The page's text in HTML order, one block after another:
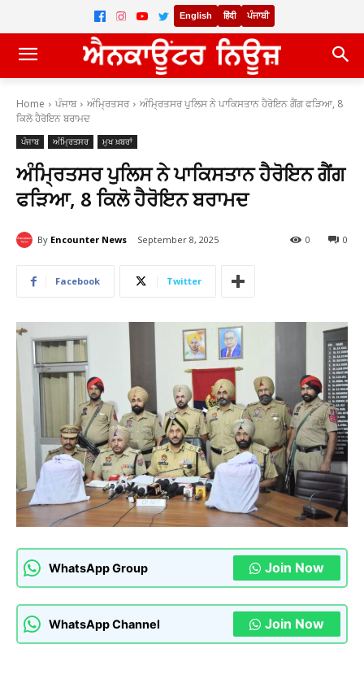
English हिंदी ਪੰਜਾਬੀ
Home ਪੰਜਾਬ ਅੰਮ੍ਰਿਤਸਰ
ਅੰਮ੍ਰਿਤਸਰ ਪੁਲਿਸ ਨੇ ਪਾਕਿਸਤਾਨ ਹੈਰੋਇਨ ਗੈਂਗ ਫੜਿਆ, 8
ਕਿਲੋ ਹੈਰੋਇਨ ਬਰਾਮਦ
ਪੰਜਾਬ ਅੰਮ੍ਰਿਤਸਰ ਮੁਖ ਖ਼ਬਰਾਂ
ਅੰਮ੍ਰਿਤਸਰ ਪੁਲਿਸ ਨੇ ਪਾਕਿਸਤਾਨ ਹੈਰੋਇਨ ਗੈਂਗ
ਫੜਿਆ, 8 ਕਿਲੋ ਹੈਰੋਇਨ ਬਰਾਮਦ
By Encounter News September 8, 2025 0
0
Facebook Twitter
WhatsApp Group Join Now
WhatsApp Channel Join Now